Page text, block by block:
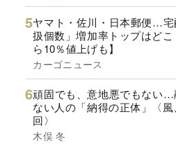
ヤマト・佐川・日本郵便…宅
扱個数」増加率トップはど
ら10％値上げも】
カーゴニュース
頑固でも、意地悪でもない
ない人の「納得の正体」〈
回〉
木俣 冬